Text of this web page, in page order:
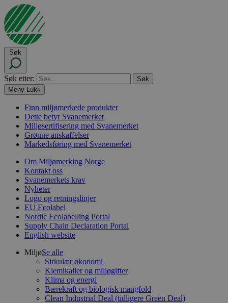
Søk
Søk etter:
Meny Lukk
Finn miljømerkede produkter
Dette betyr Svanemerket
Miljøsertifisering med Svanemerket
Grønne anskaffelser
Markedsføring med Svanemerket
Om Miljømerking Norge
Kontakt oss
Svanemerkets krav
Nyheter
Logo og retningslinjer
EU Ecolabel
Nordic Ecolabelling Portal
Supply Chain Declaration Portal
English website
MiljøSe alle
Sirkulær økonomi
Kjemikalier og miljøgifter
Klima og energi
Bærekraft og biologisk mangfold
Clean Industrial Deal (tidligere Green Deal)